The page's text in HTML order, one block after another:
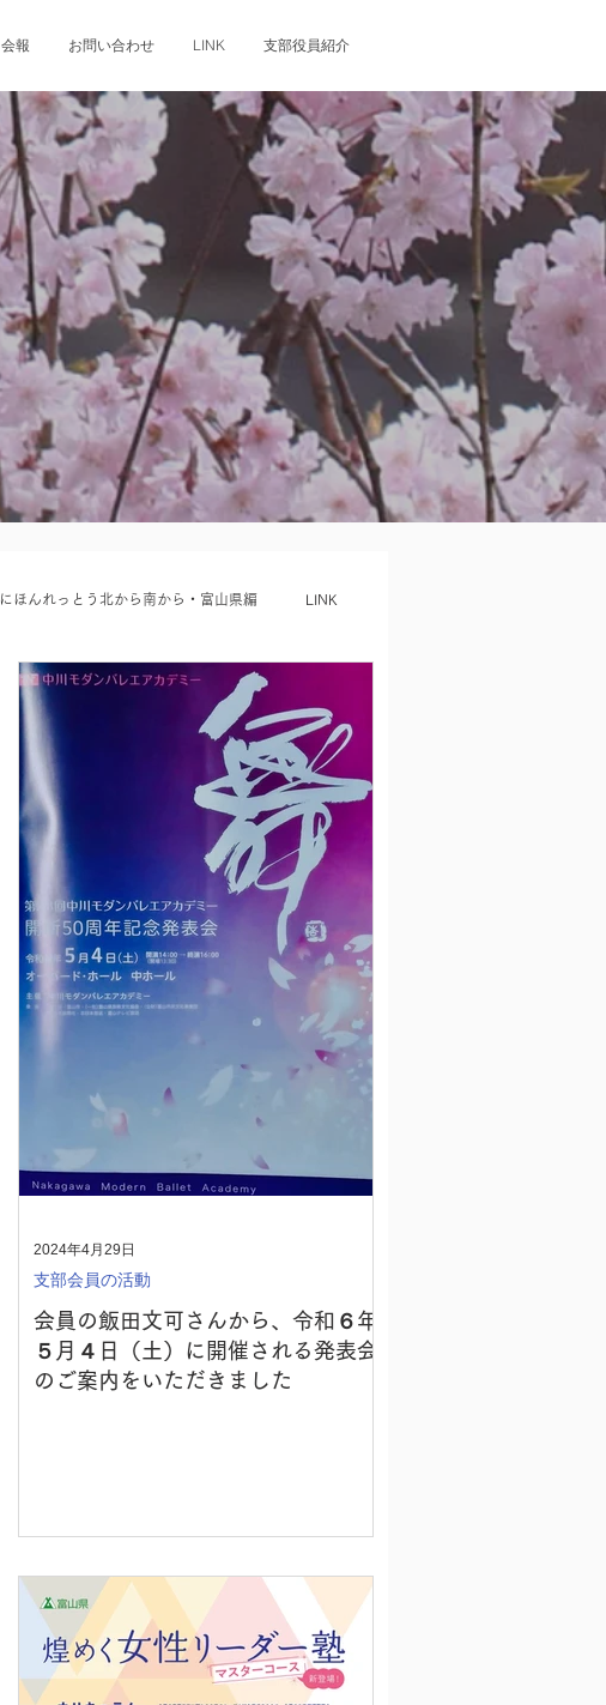
会報 お問い合わせ LINK 支部役員紹介
にほんれっとう北から南から・富山県編 LINK
会員の飯田文可さんから、令和６年
５月４日（土）に開催される発表会
のご案内をいただきました
支部会員の活動
2024年4月29日